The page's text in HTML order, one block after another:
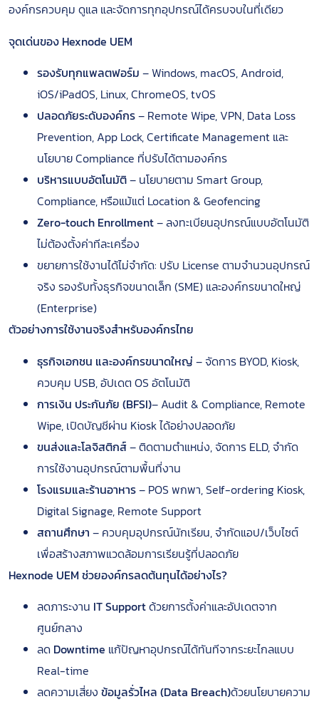
องค์กรควบคุม ดูแล และจัดการทุกอุปกรณ์ได้ครบจบในที่เดียว
จุดเด่นของ Hexnode UEM
รองรับทุกแพลตฟอร์ม – Windows, macOS, Android,
iOS/iPadOS, Linux, ChromeOS, tvOS
ปลอดภัยระดับองค์กร– Remote Wipe, VPN, Data Loss
Prevention, App Lock, Certificate Management และ
นโยบาย Compliance ที่ปรับได้ตามองค์กร
บริหารแบบอัตโนมัติ– นโยบายตาม Smart Group,
Compliance, หรือแม้แต่ Location & Geofencing
Zero-touch Enrollment– ลงทะเบียนอุปกรณ์แบบอัตโนมัติ
ไม่ต้องตั้งค่าทีละเครื่อง
ขยายการใช้งานได้ไม่จำกัด: ปรับ License ตามจำนวนอุปกรณ์
จริง รองรับทั้งธุรกิจขนาดเล็ก (SME) และองค์กรขนาดใหญ่
(Enterprise)
ตัวอย่างการใช้งานจริงสำหรับองค์กรไทย
ธุรกิจเอกชน และองค์กรขนาดใหญ่ – จัดการ BYOD, Kiosk,
ควบคุม USB, อัปเดต OS อัตโนมัติ
การเงิน ประกันภัย (BFSI)– Audit & Compliance, Remote
Wipe, เปิดบัญชีผ่าน Kiosk ได้อย่างปลอดภัย
ขนส่งและโลจิสติกส์– ติดตามตำแหน่ง, จัดการ ELD, จำกัด
การใช้งานอุปกรณ์ตามพื้นที่งาน
โรงแรมและร้านอาหาร– POS พกพา, Self-ordering Kiosk,
Digital Signage, Remote Support
สถานศึกษา – ควบคุมอุปกรณ์นักเรียน, จำกัดแอป/เว็บไซต์
เพื่อสร้างสภาพแวดล้อมการเรียนรู้ที่ปลอดภัย
Hexnode UEM ช่วยองค์กรลดต้นทุนได้อย่างไร?
ลดภาระงาน IT Supportด้วยการตั้งค่าและอัปเดตจาก
ศูนย์กลาง
ลด Downtime แก้ปัญหาอุปกรณ์ได้ทันทีจากระยะไกลแบบ
Real-time
ลดความเสี่ยง ข้อมูลรั่วไหล (Data Breach)ด้วยนโยบายความ